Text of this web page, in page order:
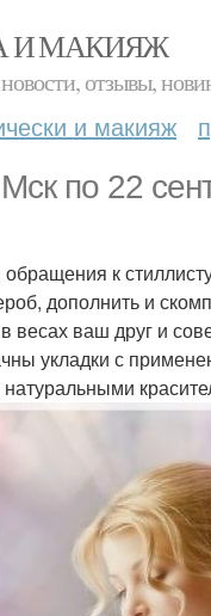
И МАКИЯЖ
отзывы,
и макияж
по 22
к
дополнить и
весах ваш друг и
укладки с